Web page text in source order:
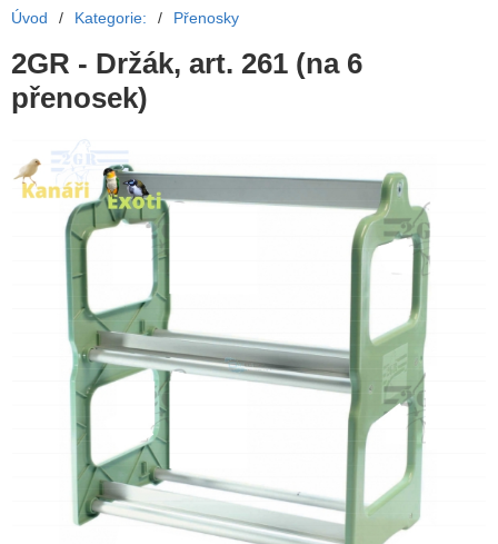
Úvod / Kategorie: / Přenosky
2GR - Držák, art. 261 (na 6
přenosek)